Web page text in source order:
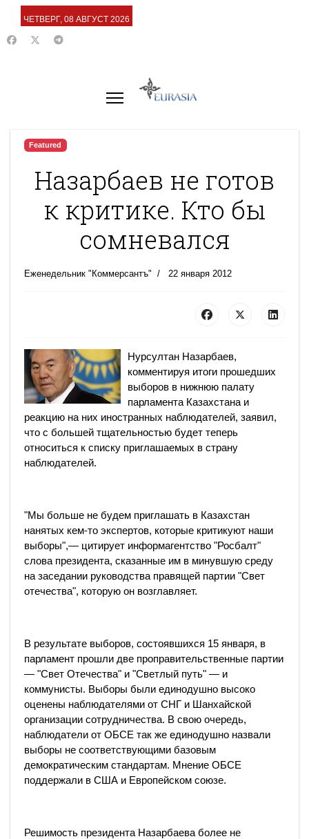
ЧЕТВЕРГ, 08 АВГУСТ 2026
Featured
Назарбаев не готов
к критике. Кто бы
сомневался
Еженедельник "Коммерсантъ" 22 января 2012
Нурсултан Назарбаев,
комментируя итоги прошедших
выборов в нижнюю палату
парламента Казахстана и
реакцию на них иностранных наблюдателей, заявил,
что с большей тщательностью будет теперь
относиться к списку приглашаемых в страну
наблюдателей.
"Мы больше не будем приглашать в Казахстан
нанятых кем-то экспертов, которые критикуют наши
выборы",— цитирует информагентство "Росбалт"
слова президента, сказанные им в минувшую среду
на заседании руководства правящей партии "Свет
отечества", которую он возглавляет.
В результате выборов, состоявшихся 15 января, в
парламент прошли две проправительственные партии
— "Свет Отечества" и "Светлый путь" — и
коммунисты. Выборы были единодушно высоко
оценены наблюдателями от СНГ и Шанхайской
организации сотрудничества. В свою очередь,
наблюдатели от ОБСЕ так же единодушно назвали
выборы не соответствующими базовым
демократическим стандартам. Мнение ОБСЕ
поддержали в США и Европейском союзе.
Решимость президента Назарбаева более не